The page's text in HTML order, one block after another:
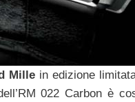
Mille in edizione
022 Carbon è